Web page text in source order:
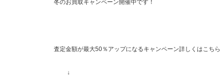
冬のお買取キャンペーン開催中です！
査定金額が最大50％アップになるキャンペーン詳しくはこちら
↓